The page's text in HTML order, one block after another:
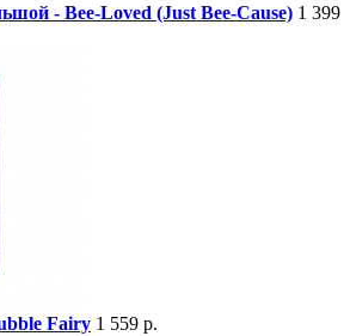
- Bee-Loved (Just Bee-Cause) 1 399
Fairy 1 559 р.